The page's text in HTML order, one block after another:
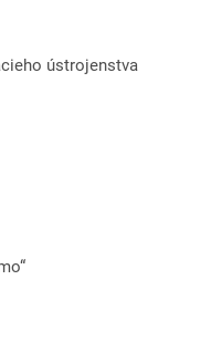
ústrojenstva